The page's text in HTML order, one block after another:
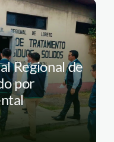
Regional de
por